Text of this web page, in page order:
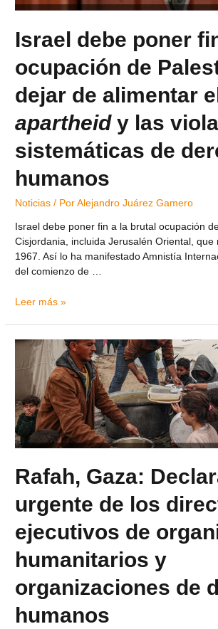
Israel debe poner
ocupación de
dejar de alimentar
apartheidy las
sistemáticas de
humanos
Noticias / PorAlejandro Juárez Gamero
Israel debe poner fin a la brutal ocupación
Cisjordania, incluida Jerusalén Oriental, que
1967. Así lo ha manifestado Amnistía
del comienzo de …
Leer más »
Rafah, Gaza:
urgente de los
ejecutivos de
humanitarios y
organizaciones de
humanos